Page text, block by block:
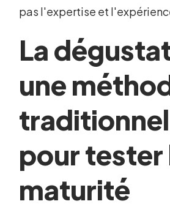
pas l'expertise et
La
une
pour tester
maturité